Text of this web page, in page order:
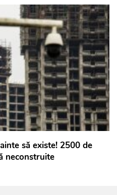
să existe! 2500 de
neconstruite